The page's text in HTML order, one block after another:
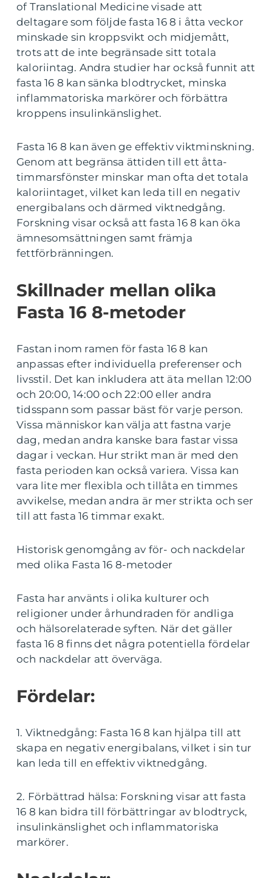
of Translational Medicine visade att
deltagare som följde fasta 16 8 i åtta veckor
minskade sin kroppsvikt och midjemått,
trots att de inte begränsade sitt totala
kaloriintag. Andra studier har också funnit att
fasta 16 8 kan sänka blodtrycket, minska
inflammatoriska markörer och förbättra
kroppens insulinkänslighet.
Fasta 16 8 kan även ge effektiv viktminskning.
Genom att begränsa ättiden till ett åtta-
timmarsfönster minskar man ofta det totala
kaloriintaget, vilket kan leda till en negativ
energibalans och därmed viktnedgång.
Forskning visar också att fasta 16 8 kan öka
ämnesomsättningen samt främja
fettförbränningen.
Skillnader mellan olika
Fasta 16 8-metoder
Fastan inom ramen för fasta 16 8 kan
anpassas efter individuella preferenser och
livsstil. Det kan inkludera att äta mellan 12:00
och 20:00, 14:00 och 22:00 eller andra
tidsspann som passar bäst för varje person.
Vissa människor kan välja att fastna varje
dag, medan andra kanske bara fastar vissa
dagar i veckan. Hur strikt man är med den
fasta perioden kan också variera. Vissa kan
vara lite mer flexibla och tillåta en timmes
avvikelse, medan andra är mer strikta och ser
till att fasta 16 timmar exakt.
Historisk genomgång av för- och nackdelar
med olika Fasta 16 8-metoder
Fasta har använts i olika kulturer och
religioner under århundraden för andliga
och hälsorelaterade syften. När det gäller
fasta 16 8 finns det några potentiella fördelar
och nackdelar att överväga.
Fördelar:
1. Viktnedgång: Fasta 16 8 kan hjälpa till att
skapa en negativ energibalans, vilket i sin tur
kan leda till en effektiv viktnedgång.
2. Förbättrad hälsa: Forskning visar att fasta
16 8 kan bidra till förbättringar av blodtryck,
insulinkänslighet och inflammatoriska
markörer.